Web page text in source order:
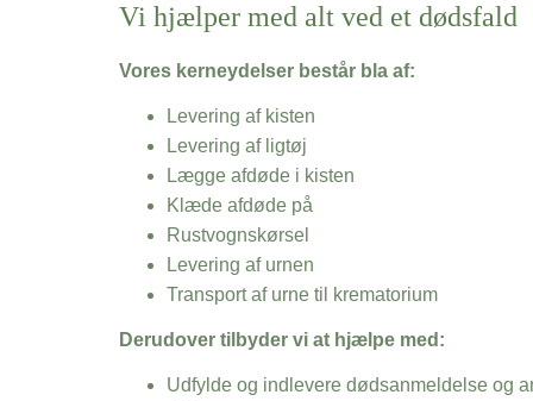
Vi hjælper med alt ved et dødsfald
Vores kerneydelser består bla af:
Levering af kisten
Levering af ligtøj
Lægge afdøde i kisten
Klæde afdøde på
Rustvognskørsel
Levering af urnen
Transport af urne til krematorium
Derudover tilbyder vi at hjælpe med:
Udfylde og indlevere dødsanmeldelse og